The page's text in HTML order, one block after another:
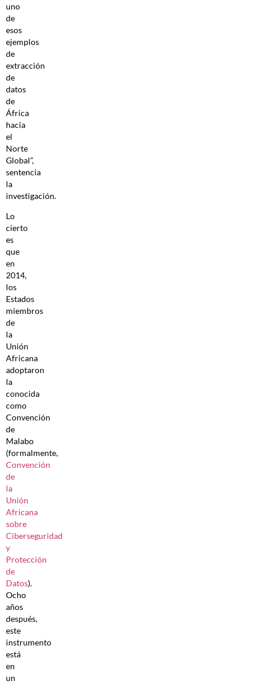
uno
de
esos
ejemplos
de
extracción
de
datos
de
África
hacia
el
Norte
Global”,
sentencia
la
investigación.
Lo
cierto
es
que
en
2014,
los
Estados
miembros
de
la
Unión
Africana
adoptaron
la
conocida
como
Convención
de
Malabo
(formalmente,
Convención
de
la
Unión
Africana
sobre
Ciberseguridad
y
Protección
de
Datos).
Ocho
años
después,
este
instrumento
está
en
un